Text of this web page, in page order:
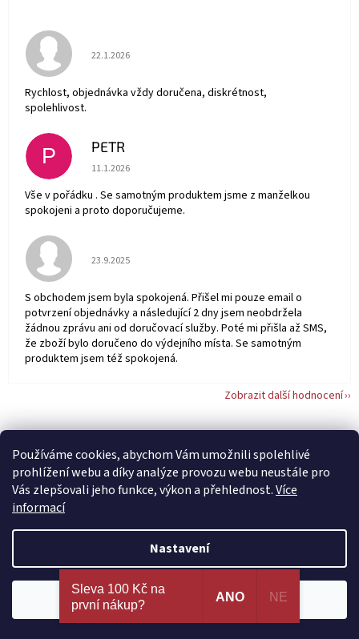
Používáme cookies, abychom Vám umožnili spolehlivé
prohlížení webu a díky analýze provozu webu neustále pro
Vás zlepšovali jeho funkce, výkon a přehlednost.Více
informací
Nastavení
Nejširší výběr erotických pomůcek a sexy prádla na
jednom místě. 100% spokojenost dle recenzí
ověřených zákazníků!
Hodnocení obchodu je 5 z 5 hvězdiček.
22.1.2026
Rychlost, objednávka vždy doručena, diskrétnost,
spolehlivost.
P PETR
Hodnocení obchodu je 5 z 5 hvězdiček.
11.1.2026
Vše v pořádku . Se samotným produktem jsme z manželkou
spokojeni a proto doporučujeme.
Hodnocení obchodu je 5 z 5 hvězdiček.
23.9.2025
S obchodem jsem byla spokojená. Přišel mi pouze email o
potvrzení objednávky a následující 2 dny jsem neobdržela
žádnou zprávu ani od doručovací služby. Poté mi přišla až SMS,
že zboží bylo doručeno do výdejního místa. Se samotným
produktem jsem též spokojená.
Zobrazit další hodnocení
Kontakt
603 707 591 - Volejte Po-Pá: 9:00 až 16:30
603 707 591 - Volejte Po-Pá: 9:00 až 16:30
Sleva 100 Kč na
první nákup?
ANO NE